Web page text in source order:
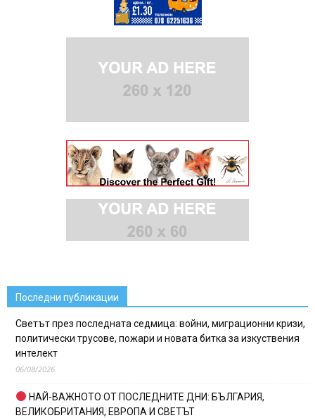
Последни публикации
Светът през последната седмица: войни, миграционни кризи,
политически трусове, пожари и новата битка за изкуствения
интелект
06/08/2026
НАЙ-ВАЖНОТО ОТ ПОСЛЕДНИТЕ ДНИ: БЪЛГАРИЯ,
ВЕЛИКОБРИТАНИЯ, ЕВРОПА И СВЕТЪТ